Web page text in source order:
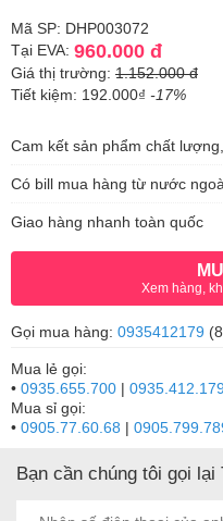
Mã SP: DHP003072
Tại EVA: 960.000 đ
Giá thị trường: 1.152.000 đ
Tiết kiệm: 192.000₫ -17%
Cam kết sản phẩm chất
Có bill mua hàng từ nước
Giao hàng nhanh toàn quốc
Xem hàng,
Gọi mua hàng: 0935412179
Mua lẻ gọi:
• 0935.655.700 | 0935.412.179
Mua sỉ gọi:
• 0905.77.60.68 |
Bạn cần chúng tôi gọi lại